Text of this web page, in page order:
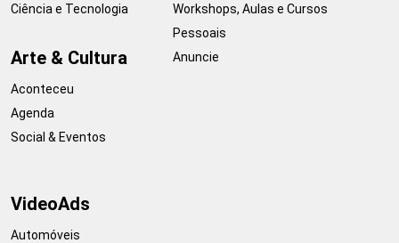
Ciência e Tecnologia
Arte & Cultura
Aconteceu
Agenda
Social & Eventos
Workshops, Aulas e Cursos
Pessoais
Anuncie
VideoAds
Automóveis